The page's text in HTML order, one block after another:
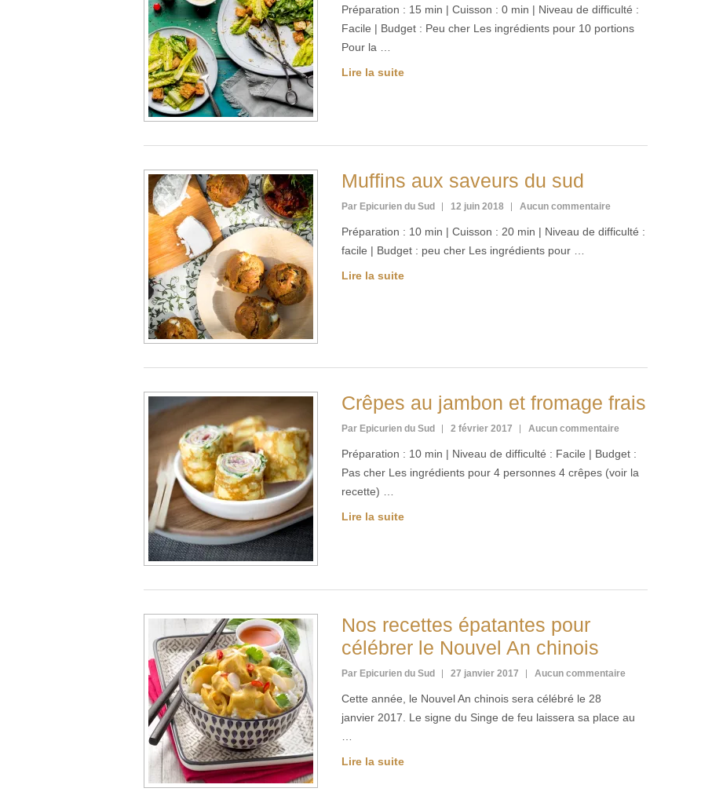
Préparation : 15 min | Cuisson : 0 min | Niveau de difficulté :
Facile | Budget : Peu cher Les ingrédients pour 10 portions
Pour la …
Lire la suite
Muffins aux saveurs du sud
Par Epicurien du Sud 12 juin 2018 Aucun commentaire
Préparation : 10 min | Cuisson : 20 min | Niveau de difficulté :
facile | Budget : peu cher Les ingrédients pour …
Lire la suite
Crêpes au jambon et fromage frais
Par Epicurien du Sud 2 février 2017 Aucun commentaire
Préparation : 10 min | Niveau de difficulté : Facile | Budget :
Pas cher Les ingrédients pour 4 personnes 4 crêpes (voir la
recette) …
Lire la suite
Nos recettes épatantes pour
célébrer le Nouvel An chinois
Par Epicurien du Sud 27 janvier 2017 Aucun commentaire
Cette année, le Nouvel An chinois sera célébré le 28
janvier 2017. Le signe du Singe de feu laissera sa place au
Lire la suite